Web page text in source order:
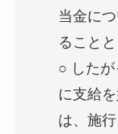
当金に
ることと
○ した
に支給
は、施